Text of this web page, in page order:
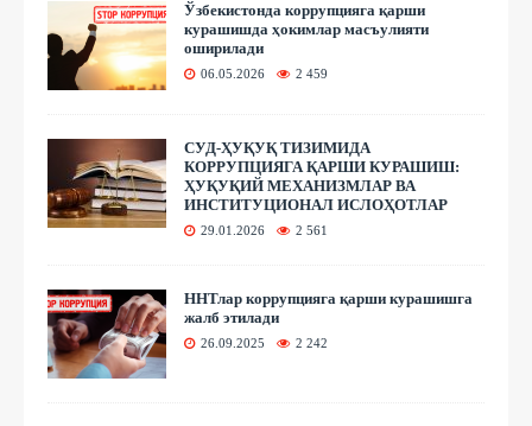
Ўзбекистонда коррупцияга қарши
курашишда ҳокимлар масъулияти
оширилади
06.05.2026 2 459
СУД-ҲУҚУҚ ТИЗИМИДА
КОРРУПЦИЯГА ҚАРШИ КУРАШИШ:
ҲУҚУҚИЙ МЕХАНИЗМЛАР ВА
ИНСТИТУЦИОНАЛ ИСЛОҲОТЛАР
29.01.2026 2 561
ННТлар коррупцияга қарши курашишга
жалб этилади
26.09.2025 2 242